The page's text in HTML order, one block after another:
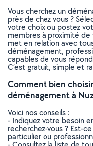
Vous cherchez un
près de chez vous ?
votre choix ou postez
membres à proximité de
met en relation avec
déménagement,
capables de vous
C’est gratuit, simple et
Comment bien
déménagement à
Voici nos conseils :
- Indiquez votre besoin
recherchez-vous ? Est-
particulier ou